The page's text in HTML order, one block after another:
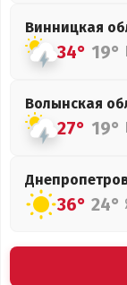
Винницкая
34° 19°
Волынская
27° 19°
36° 24°